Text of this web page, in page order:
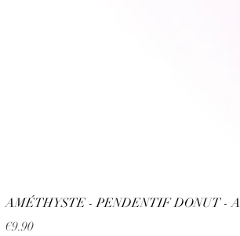
AMÉTHYSTE - PENDENTIF DONUT - A
Price
€9.90